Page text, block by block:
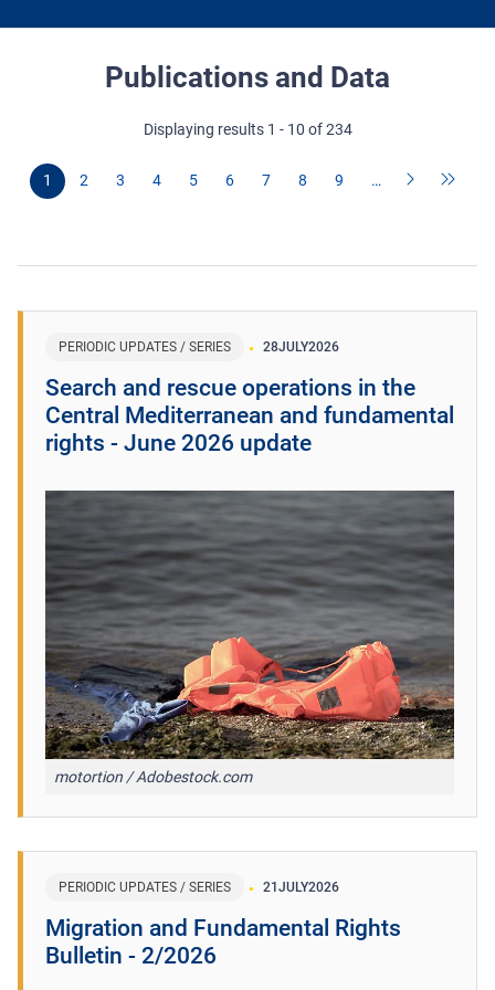
Publications and Data
Displaying results 1 - 10 of 234
1 2 3 4 5 6 7 8 9 …
PERIODIC UPDATES / SERIES 28JULY2026
Search and rescue operations in the
Central Mediterranean and fundamental
rights - June 2026 update
motortion / Adobestock.com
PERIODIC UPDATES / SERIES 21JULY2026
Migration and Fundamental Rights
Bulletin - 2/2026